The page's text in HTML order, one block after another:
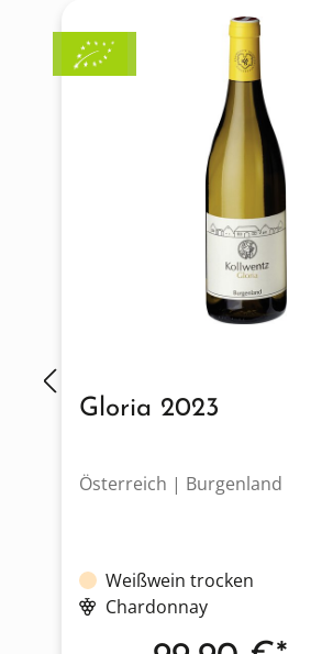
Gloria 2023
Österreich | Burgenland
Weißwein trocken
Chardonnay